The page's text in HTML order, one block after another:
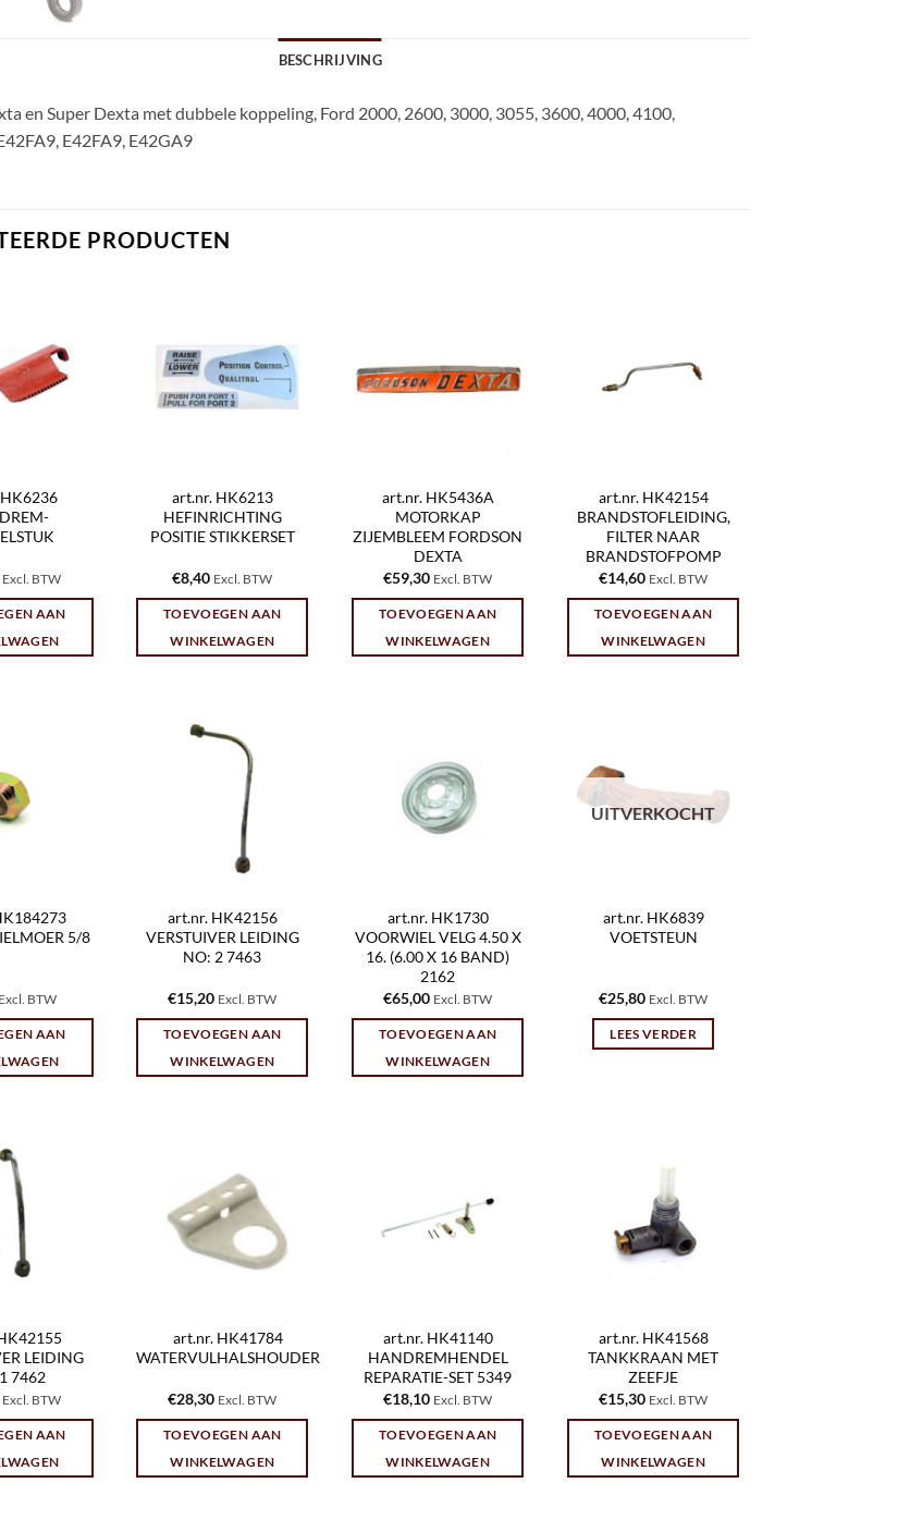
BESCHRIJVING
en Super Dexta met dubbele koppeling, Ford 2000, 2600, 3000, 3055, 3600, 4000, 4100,
E42FA9, E42GA9
PRODUCTEN
Excl. BTW
AAN
art.nr. HK6213
HEFINRICHTING
POSITIE STIKKERSET
€8,40 Excl. BTW
TOEVOEGEN AAN
WINKELWAGEN
art.nr. HK5436A
MOTORKAP
ZIJEMBLEEM FORDSON
DEXTA
€59,30 Excl. BTW
TOEVOEGEN AAN
WINKELWAGEN
art.nr. HK42154
BRANDSTOFLEIDING,
FILTER NAAR
BRANDSTOFPOMP
€14,60 Excl. BTW
TOEVOEGEN AAN
WINKELWAGEN
5/8
Excl. BTW
AAN
art.nr. HK42156
VERSTUIVER LEIDING
NO: 2 7463
€15,20 Excl. BTW
TOEVOEGEN AAN
WINKELWAGEN
art.nr. HK1730
VOORWIEL VELG 4.50 X
16. (6.00 X 16 BAND)
2162
€65,00 Excl. BTW
TOEVOEGEN AAN
WINKELWAGEN
UITVERKOCHT
art.nr. HK6839
VOETSTEUN
€25,80 Excl. BTW
LEES VERDER
LEIDING
7462
Excl. BTW
AAN
art.nr. HK41784
WATERVULHALSHOUDER
€28,30 Excl. BTW
TOEVOEGEN AAN
WINKELWAGEN
art.nr. HK41140
HANDREMHENDEL
REPARATIE-SET 5349
€18,10 Excl. BTW
TOEVOEGEN AAN
WINKELWAGEN
art.nr. HK41568
TANKKRAAN MET
ZEEFJE
€15,30 Excl. BTW
TOEVOEGEN AAN
WINKELWAGEN